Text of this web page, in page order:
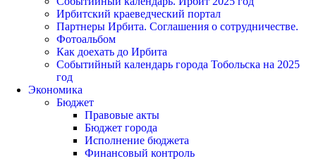
Ирбитский краеведческий портал
Партнеры Ирбита. Соглашения о сотрудничестве.
Фотоальбом
Как доехать до Ирбита
Событийный календарь города Тобольска на 2025
год
Экономика
Бюджет
Правовые акты
Бюджет города
Исполнение бюджета
Финансовый контроль